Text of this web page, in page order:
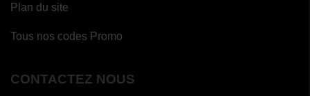
Plan du site
Tous nos codes Promo
CONTACTEZ NOUS